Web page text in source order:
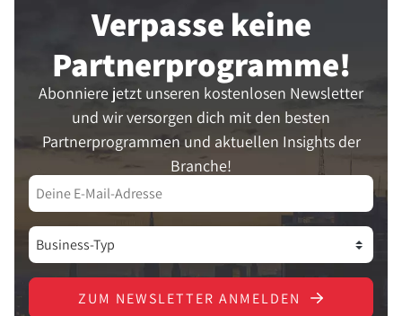
Verpasse keine
Partner­programme!
Abonniere jetzt unseren kostenlosen Newsletter
und wir versorgen dich mit den besten
Partnerprogrammen und aktuellen Insights der
Branche!
ZUM NEWSLETTER ANMELDEN